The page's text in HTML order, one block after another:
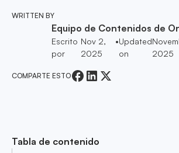
WRITTEN BY
Equipo de Contenidos de
Escrito
por
Nov 2,
2025
•Updated
on
2025
COMPARTE ESTO
Tabla de contenido